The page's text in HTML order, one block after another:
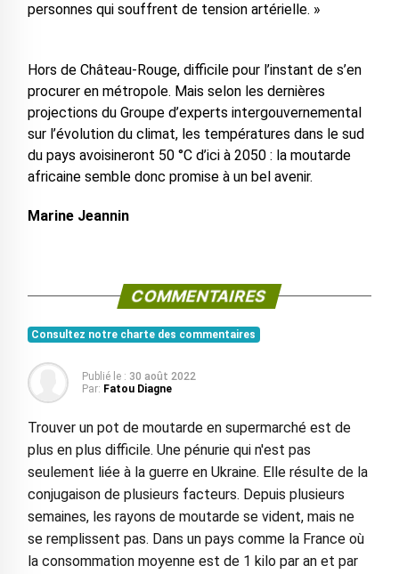
personnes qui souffrent de tension artérielle. »
Hors de Château-Rouge, difficile pour l’instant de s’en
procurer en métropole. Mais selon les dernières
projections du Groupe d’experts intergouvernemental
sur l’évolution du climat, les températures dans le sud
du pays avoisineront 50 °C d’ici à 2050 : la moutarde
africaine semble donc promise à un bel avenir.
Marine Jeannin
COMMENTAIRES
Consultez notre charte des commentaires
Publié le : 30 août 2022
Par: Fatou Diagne
Trouver un pot de moutarde en supermarché est de
plus en plus difficile. Une pénurie qui n'est pas
seulement liée à la guerre en Ukraine. Elle résulte de la
conjugaison de plusieurs facteurs. Depuis plusieurs
semaines, les rayons de moutarde se vident, mais ne
se remplissent pas. Dans un pays comme la France où
la consommation moyenne est de 1 kilo par an et par